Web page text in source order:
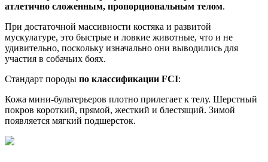
атлетично сложенным, пропорциональным телом.
При достаточной массивности костяка и развитой
мускулатуре, это быстрые и ловкие животные, что и не
удивительно, поскольку изначально они выводились для
участия в собачьих боях.
Стандарт породы по классификации FCI:
Кожа мини-бультерьеров плотно прилегает к телу. Шерстный
покров короткий, прямой, жесткий и блестящий. Зимой
появляется мягкий подшерсток.